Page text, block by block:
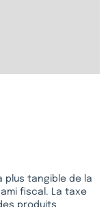
plus tangible de la
fiscal. La taxe